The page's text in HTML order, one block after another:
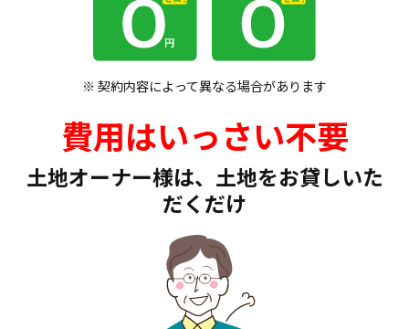
※ 契約内容によって異なる場合があります
費用はいっさい不要
土地オーナー様は、土地をお貸しいた
だくだけ